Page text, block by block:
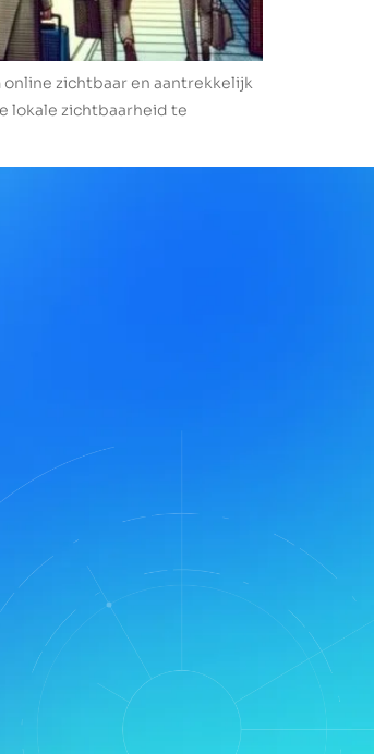
zichtbaar en aantrekkelijk
lokale zichtbaarheid te